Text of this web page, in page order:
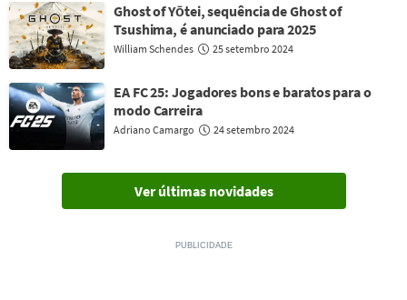
Ghost of Yōtei, sequência de Ghost of
Tsushima, é anunciado para 2025
William Schendes 25 setembro 2024
EA FC 25: Jogadores bons e baratos para o
modo Carreira
Adriano Camargo 24 setembro 2024
Ver últimas novidades